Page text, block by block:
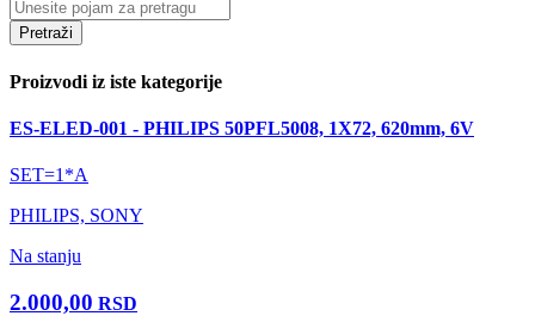
Pretraži
Proizvodi iz iste kategorije
ES-ELED-001 - PHILIPS 50PFL5008, 1X72, 620mm, 6V
SET=1*A
PHILIPS, SONY
Na stanju
2.000,00 RSD